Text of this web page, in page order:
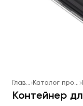
Главная Каталог продукции
Контейнер